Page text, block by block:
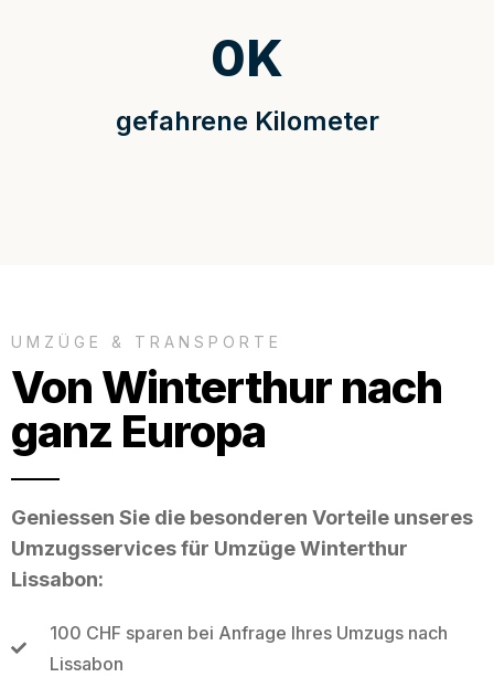
gefahrene Kilometer
0K
UMZÜGE & TRANSPORTE
Von Winterthur nach
ganz Europa
Geniessen Sie die besonderen Vorteile unseres
Umzugsservices für Umzüge Winterthur
Lissabon:
100 CHF sparen bei Anfrage Ihres Umzugs nach
Lissabon